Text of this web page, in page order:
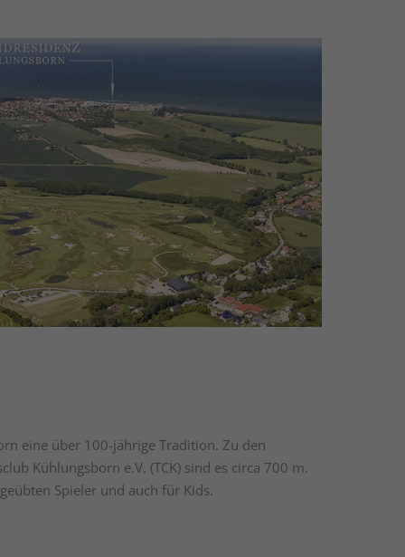
eine über 100-jährige Tradition. Zu den
Kühlungsborn e.V. (TCK) sind es circa 700 m.
Spieler und auch für Kids.